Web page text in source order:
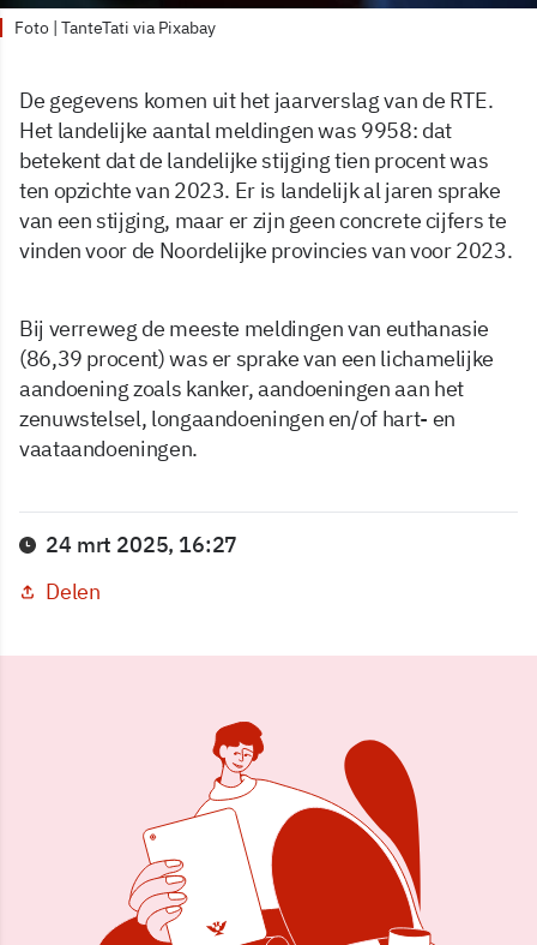
Foto | TanteTati via Pixabay
De gegevens komen uit het jaarverslag van de RTE.
Het landelijke aantal meldingen was 9958: dat
betekent dat de landelijke stijging tien procent was
ten opzichte van 2023. Er is landelijk al jaren sprake
van een stijging, maar er zijn geen concrete cijfers te
vinden voor de Noordelijke provincies van voor 2023.
Bij verreweg de meeste meldingen van euthanasie
(86,39 procent) was er sprake van een lichamelijke
aandoening zoals kanker, aandoeningen aan het
zenuwstelsel, longaandoeningen en/of hart- en
vaataandoeningen.
24 mrt 2025, 16:27
Delen